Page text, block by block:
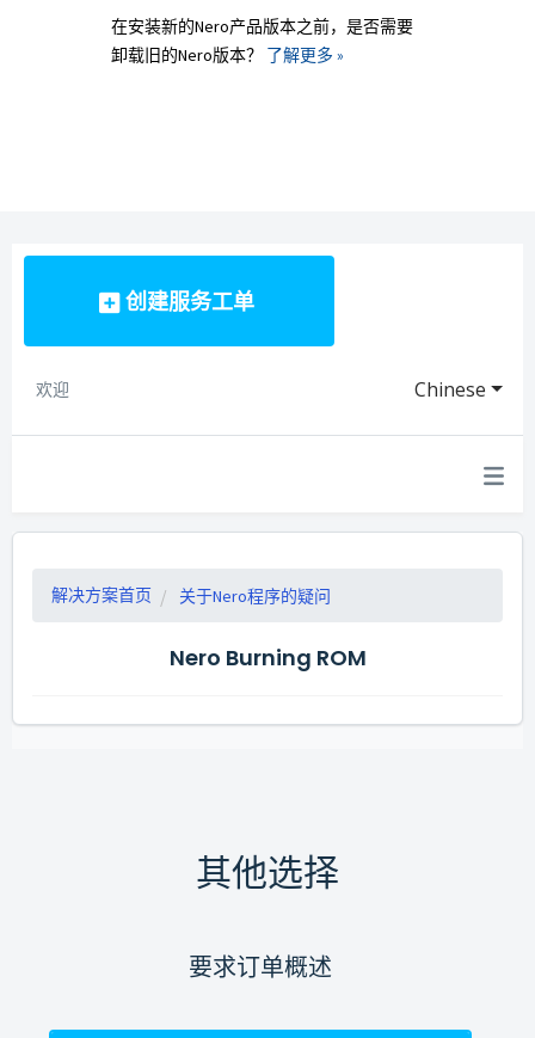
在安装新的Nero产品版本之前，是否需要
卸载旧的Nero版本？
了解更多 »
创建服务工单
Chinese
欢迎
解决方案首页 关于Nero程序的疑问
Nero Burning ROM
其他选择
要求订单概述